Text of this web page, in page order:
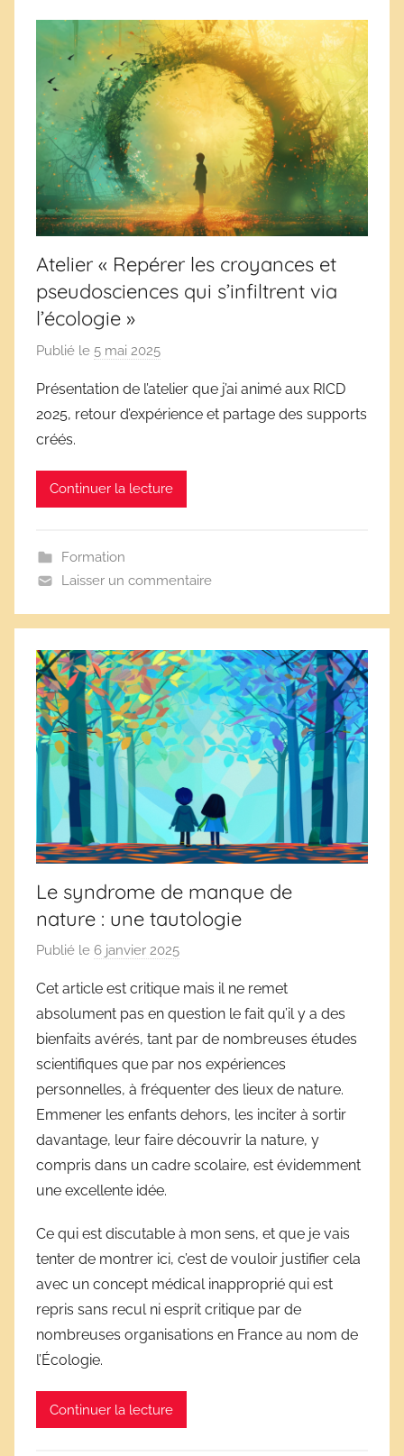
l
a
i
Atelier « Repérer les croyances et
pseudosciences qui s’infiltrent via
l’écologie »
Publié le 5 mai 2025
r
D
r
i
s
o
l
a
i
r
e
s
Présentation de l’atelier que j’ai animé aux RICD
2025, retour d’expérience et partage des supports
créés.
Continuer la lecture
Formation
Laisser un commentaire
Le syndrome de manque de
nature : une tautologie
Publié le 6 janvier 2025
D
é
r
i
v
e
s
o
l
a
r
Cet article est critique mais il ne remet
absolument pas en question le fait qu’il y a des
bienfaits avérés, tant par de nombreuses études
scientifiques que par nos expériences
personnelles, à fréquenter des lieux de nature.
Emmener les enfants dehors, les inciter à sortir
davantage, leur faire découvrir la nature, y
compris dans un cadre scolaire, est évidemment
une excellente idée.
Ce qui est discutable à mon sens, et que je vais
tenter de montrer ici, c’est de vouloir justifier cela
avec un concept médical inapproprié qui est
repris sans recul ni esprit critique par de
nombreuses organisations en France au nom de
l’Écologie.
Continuer la lecture